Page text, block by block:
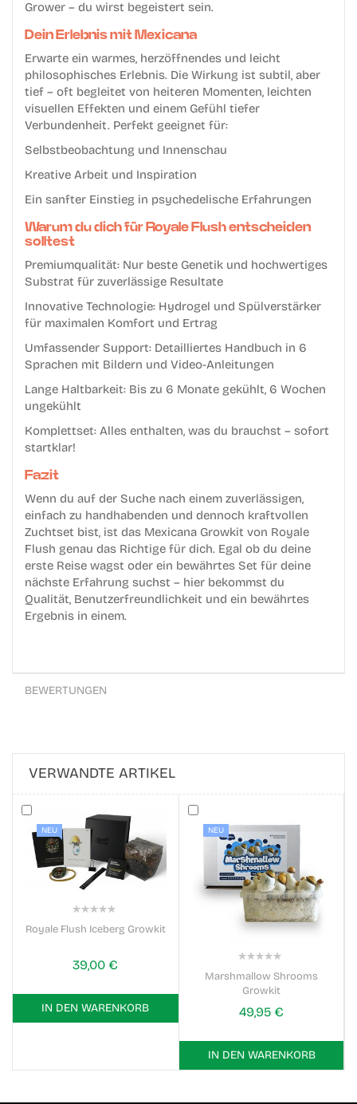
Grower – du wirst begeistert sein.
Dein Erlebnis mit Mexicana
Erwarte ein warmes, herzöffnendes und leicht
philosophisches Erlebnis. Die Wirkung ist subtil, aber
tief – oft begleitet von heiteren Momenten, leichten
visuellen Effekten und einem Gefühl tiefer
Verbundenheit. Perfekt geeignet für:
Selbstbeobachtung und Innenschau
Kreative Arbeit und Inspiration
Ein sanfter Einstieg in psychedelische Erfahrungen
Warum du dich für Royale Flush entscheiden
solltest
Premiumqualität: Nur beste Genetik und hochwertiges
Substrat für zuverlässige Resultate
Innovative Technologie: Hydrogel und Spülverstärker
für maximalen Komfort und Ertrag
Umfassender Support: Detailliertes Handbuch in 6
Sprachen mit Bildern und Video-Anleitungen
Lange Haltbarkeit: Bis zu 6 Monate gekühlt, 6 Wochen
ungekühlt
Komplettset: Alles enthalten, was du brauchst – sofort
startklar!
Fazit
Wenn du auf der Suche nach einem zuverlässigen,
einfach zu handhabenden und dennoch kraftvollen
Zuchtset bist, ist das Mexicana Growkit von Royale
Flush genau das Richtige für dich. Egal ob du deine
erste Reise wagst oder ein bewährtes Set für deine
nächste Erfahrung suchst – hier bekommst du
Qualität, Benutzerfreundlichkeit und ein bewährtes
Ergebnis in einem.
BEWERTUNGEN
VERWANDTE ARTIKEL
NEU
Royale Flush Iceberg Growkit
39,00 €
IN DEN WARENKORB
NEU
Marshmallow Shrooms
Growkit
49,95 €
IN DEN WARENKORB